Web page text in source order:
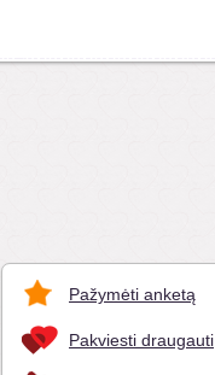
Pažymėti anketą
Pakviesti draugauti